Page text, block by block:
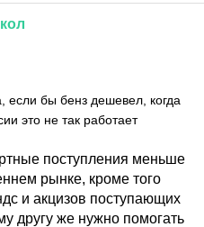
если бы бенз дешевел, когда
это не так работает
поступления меньше
рынке, кроме того
и акцизов поступающих
другу же нужно помогать